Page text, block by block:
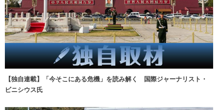
【独自連載】「今そこにある危機」を読み解く 国際ジャーナリスト・
ビニシウス氏